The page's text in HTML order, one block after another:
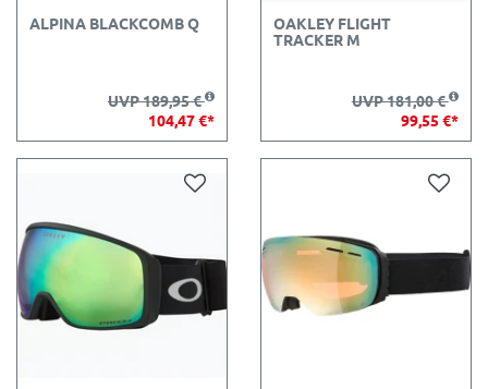
ALPINA BLACKCOMB Q
UVP 189,95 €
104,47 €*
OAKLEY FLIGHT
TRACKER M
UVP 181,00 €
99,55 €*